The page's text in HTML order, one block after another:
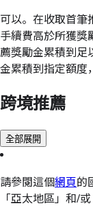
可以。在收取首筆
手續費高於所獲獎
薦獎勵金累積到足
金累積到指定額度
跨境推薦
全部展開
請參閱這個網頁的
「亞太地區」和/